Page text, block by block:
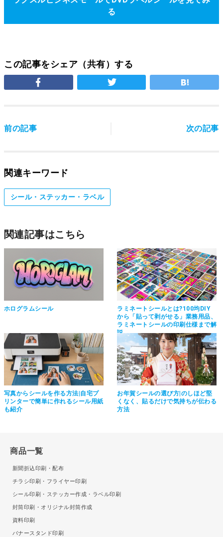
る
この記事をシェア（共有）する
前の記事 次の記事
関連キーワード
シール・ステッカー・ラベル
関連記事はこちら
ホログラムシール
ラミネートシールとは?100均DIY
から「貼って剥がせる」業務用品、
ラミネートシールの印刷仕様まで解
説
写真からシールを作る方法|自宅プ
リンターで簡単に作れるシール用紙
も紹介
お年賀シールの選び方|のしほど堅
くなく、貼るだけで気持ちが伝わる
方法
商品一覧
新聞折込印刷・配布
チラシ印刷・フライヤー印刷
シール印刷・ステッカー作成・ラベル印刷
封筒印刷・オリジナル封筒作成
資料印刷
バナースタンド印刷